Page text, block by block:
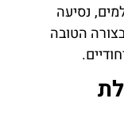
נסיעה
הטובה